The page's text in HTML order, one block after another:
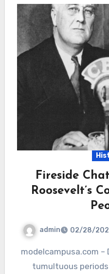
Fireside
Roosevelt’s
admin 02/28/
modelcampusa.com – During one of the most
tumultuous